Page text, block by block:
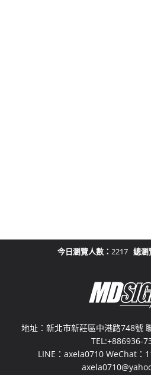
今日瀏覽人數： 2217 總瀏
地址：新北市新莊區中港路748號
TEL:+886936-
LINE：axela0710 WeChat：